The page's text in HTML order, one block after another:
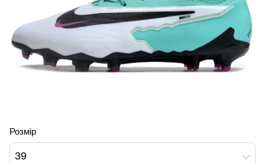
Розмір
39